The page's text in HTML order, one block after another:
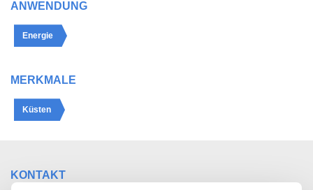
ANWENDUNG
Energie
MERKMALE
Küsten
KONTAKT